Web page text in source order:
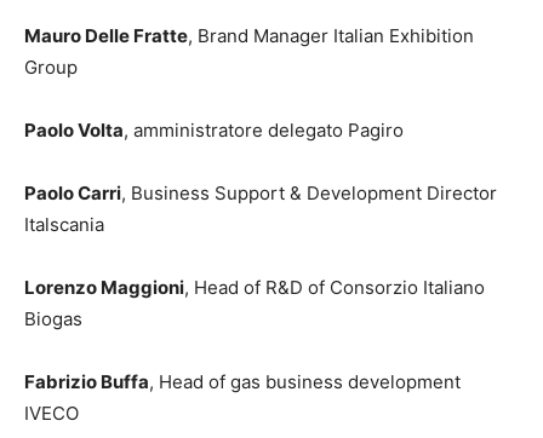
Mauro Delle Fratte, Brand Manager Italian Exhibition
Group
Paolo Volta, amministratore delegato Pagiro
Paolo Carri, Business Support & Development Director
Italscania
Lorenzo Maggioni, Head of R&D of Consorzio Italiano
Biogas
Fabrizio Buffa, Head of gas business development
IVECO